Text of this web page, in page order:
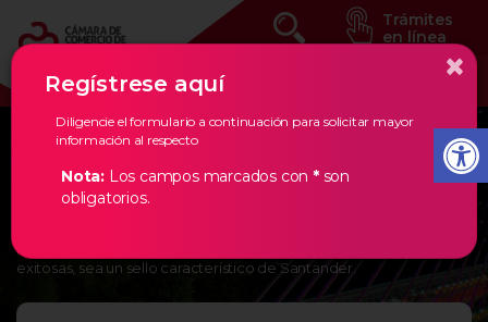
Trámites
en línea
Eventos Estratégicos
En la Cámara de Comercio de Bucaramanga, creemos en los
herramientas necesarias para que la creación de empresas
exitosas, sea un sello característico de Santander.
×
Regístrese aquí
Diligencie el formulario a continuación para solicitar mayor
información al respecto
Nota: Los campos marcados con *son
obligatorios.